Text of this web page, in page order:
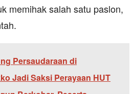
memihak salah satu paslon,
Persaudaraan di
Jadi Saksi Perayaan HUT